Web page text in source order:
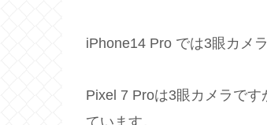
iPhone14 Pro では3眼カメ
Pixel 7 Proは3眼カメラで